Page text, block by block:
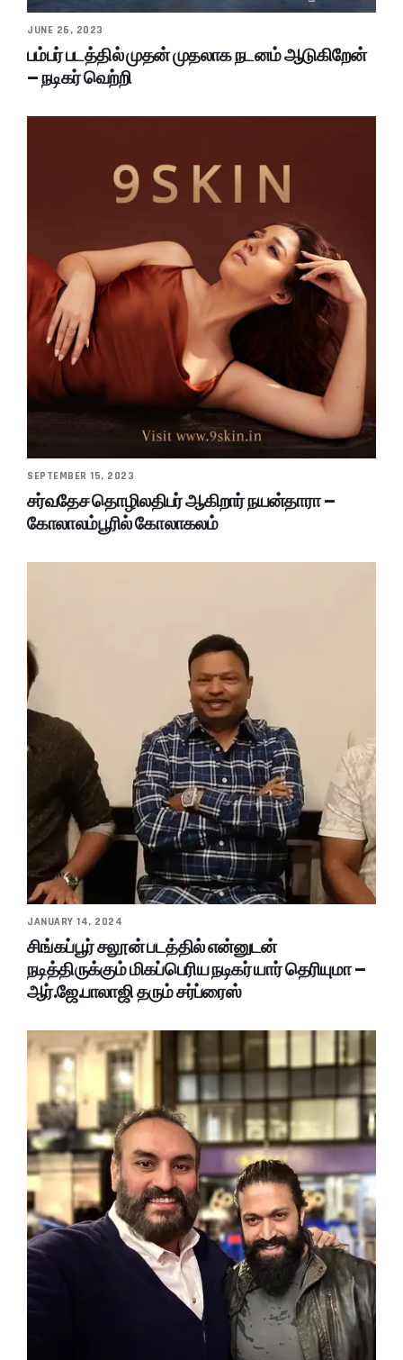
JUNE 26, 2023
பம்பர் படத்தில் முதன் முதலாக நடனம் ஆடுகிறேன்
– நடிகர் வெற்றி
SEPTEMBER 15, 2023
சர்வதேச தொழிலதிபர் ஆகிறார் நயன்தாரா –
கோலாலம்பூரில் கோலாகலம்
JANUARY 14, 2024
சிங்கப்பூர் சலூன் படத்தில் என்னுடன்
நடித்திருக்கும் மிகப்பெரிய நடிகர் யார் தெரியுமா –
ஆர்.ஜே.பாலாஜி தரும் சர்ப்ரைஸ்